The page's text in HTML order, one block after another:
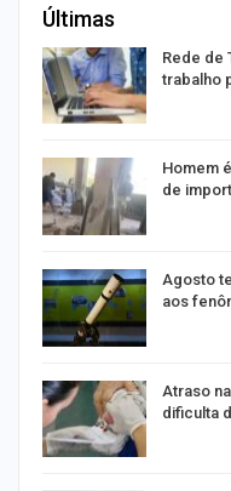
Últimas
Rede de
trabalho
Homem
de
Agosto
aos
Atraso
dificulta